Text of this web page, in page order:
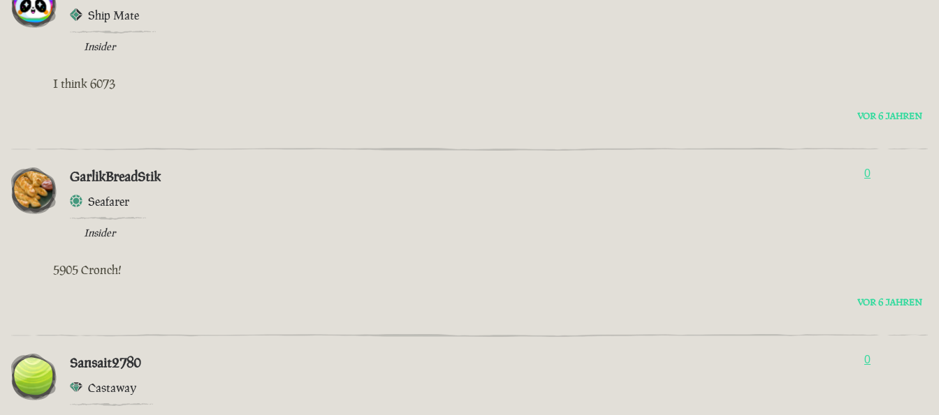
Ship Mate
Insider
I think 6073
VOR 6 JAHREN
GarlikBreadStik
Seafarer
Insider
0
5905 Cronch!
VOR 6 JAHREN
Sansait2780
Castaway
0